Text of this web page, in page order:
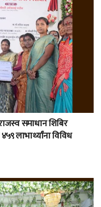
समाधान शिबिर
लाभार्थ्यांना विविध